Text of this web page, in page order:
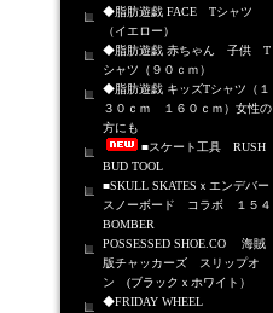
◆脂肪遊戯 FACE Tシャツ
（イエロー）
◆脂肪遊戯 赤ちゃん 子供 T
シャツ（９０ｃｍ）
◆脂肪遊戯 キッズTシャツ（１
３０ｃｍ １６０ｃｍ）女性の
方にも
■スケート工具 RUSH
BUD TOOL
■SKULL SKATESｘエンデバー
スノーボード コラボ １５４
BOMBER
POSSESSED SHOE.CO 海賊
版チャッカーズ スリップオ
ン (ブラックｘホワイト）
◆FRIDAY WHEEL